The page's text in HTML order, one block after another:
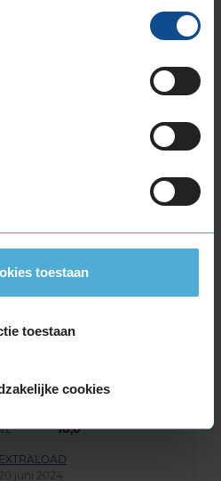
toestaan
toestaan
cookies
10,0
10,0
20 juni 2024